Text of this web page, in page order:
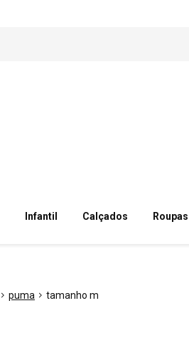
Infantil Calçados Roupas
puma tamanho m